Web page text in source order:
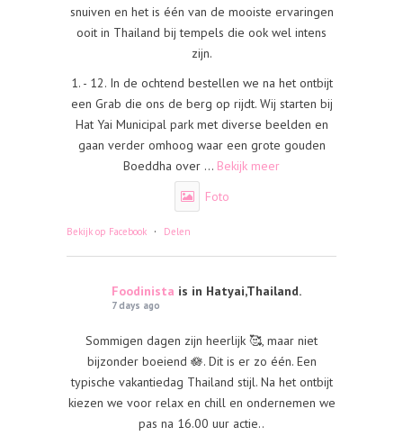
snuiven en het is één van de mooiste ervaringen
ooit in Thailand bij tempels die ook wel intens
zijn.
1. - 12. In de ochtend bestellen we na het ontbijt
een Grab die ons de berg op rijdt. Wij starten bij
Hat Yai Municipal park met diverse beelden en
gaan verder omhoog waar een grote gouden
Boeddha over ... Bekijk meer
Foto
Bekijk op Facebook · Delen
Foodinista is in Hatyai,Thailand.
7 days ago
Sommigen dagen zijn heerlijk 🥰, maar niet
bijzonder boeiend 🪷. Dit is er zo één. Een
typische vakantiedag Thailand stijl. Na het ontbijt
kiezen we voor relax en chill en ondernemen we
pas na 16.00 uur actie..